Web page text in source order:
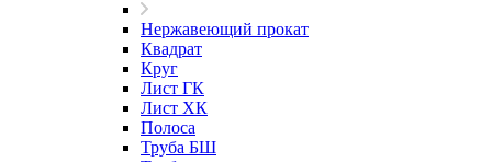
Нержавеющий прокат
Квадрат
Круг
Лист ГК
Лист ХК
Полоса
Труба БШ